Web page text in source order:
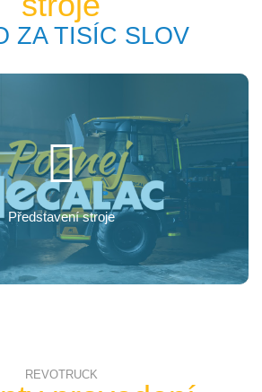
ZA TISÍC SLOV
Představení stroje
REVOTRUCK